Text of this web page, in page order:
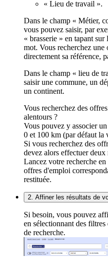
« Lieu de travail ».
Dans le champ « Métier,
vous pouvez saisir, par
« brasserie » en tapant
mot. Vous recherchez une
directement sa référence,
Dans le champ « lieu de
saisir une commune, un
un continent.
Vous recherchez des
alentours ?
Vous pouvez y associer
0 et 100 km (par défaut la
Si vous recherchez des
devez alors effectuer deux
Lancez votre recherche
offres d'emploi
restituée.
2. Affiner les résultats de
Si besoin, vous pouvez
en sélectionnant des filtres
de recherche.